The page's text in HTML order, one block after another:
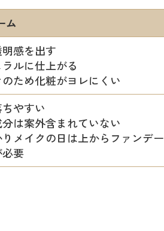
ム
明感を出す
ラルに仕上がる
のため化粧がヨレにくい
ちやすい
分は案外含まれていない
りメイクの日は上からファンデー
要